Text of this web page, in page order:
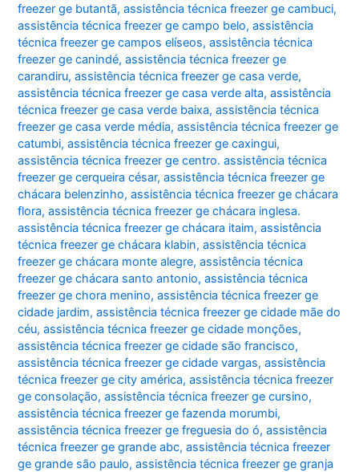
freezer ge butantã,assistência técnica freezer ge cambuci,
assistência técnica freezer ge campo belo,assistência
técnica freezer ge campos elíseos,assistência técnica
freezer ge canindé,assistência técnica freezer ge
carandiru,assistência técnica freezer ge casa verde,
assistência técnica freezer ge casa verde alta,assistência
técnica freezer ge casa verde baixa,assistência técnica
freezer ge casa verde média,assistência técnica freezer ge
catumbi,assistência técnica freezer ge caxingui,
assistência técnica freezer ge centro. assistência técnica
freezer ge cerqueira césar,assistência técnica freezer ge
chácara belenzinho,assistência técnica freezer ge chácara
flora,assistência técnica freezer ge chácara inglesa.
assistência técnica freezer ge chácara itaim,assistência
técnica freezer ge chácara klabin,assistência técnica
freezer ge chácara monte alegre,assistência técnica
freezer ge chácara santo antonio,assistência técnica
freezer ge chora menino,assistência técnica freezer ge
cidade jardim,assistência técnica freezer ge cidade mãe do
céu,assistência técnica freezer ge cidade monções,
assistência técnica freezer ge cidade são francisco,
assistência técnica freezer ge cidade vargas,assistência
técnica freezer ge city américa,assistência técnica freezer
ge consolação,assistência técnica freezer ge cursino,
assistência técnica freezer ge fazenda morumbi,
assistência técnica freezer ge freguesia do ó,assistência
técnica freezer ge grande abc,assistência técnica freezer
ge grande são paulo,assistência técnica freezer ge granja